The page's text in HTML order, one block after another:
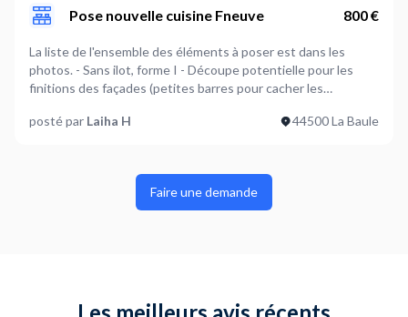
Pose nouvelle cuisine Fneuve 800 €
La liste de l'ensemble des éléments à poser est dans les
photos. - Sans ilot, forme I - Découpe potentielle pour les
finitions des façades (petites barres pour cacher les
encastré - four encastré - microonde encastré - demi plaque
posté par Laiha H 44500 La Baule
Faire une demande